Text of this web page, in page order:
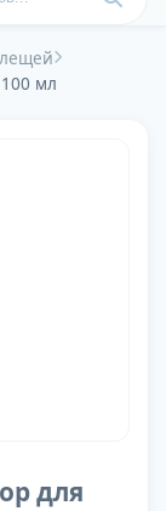
мл
для